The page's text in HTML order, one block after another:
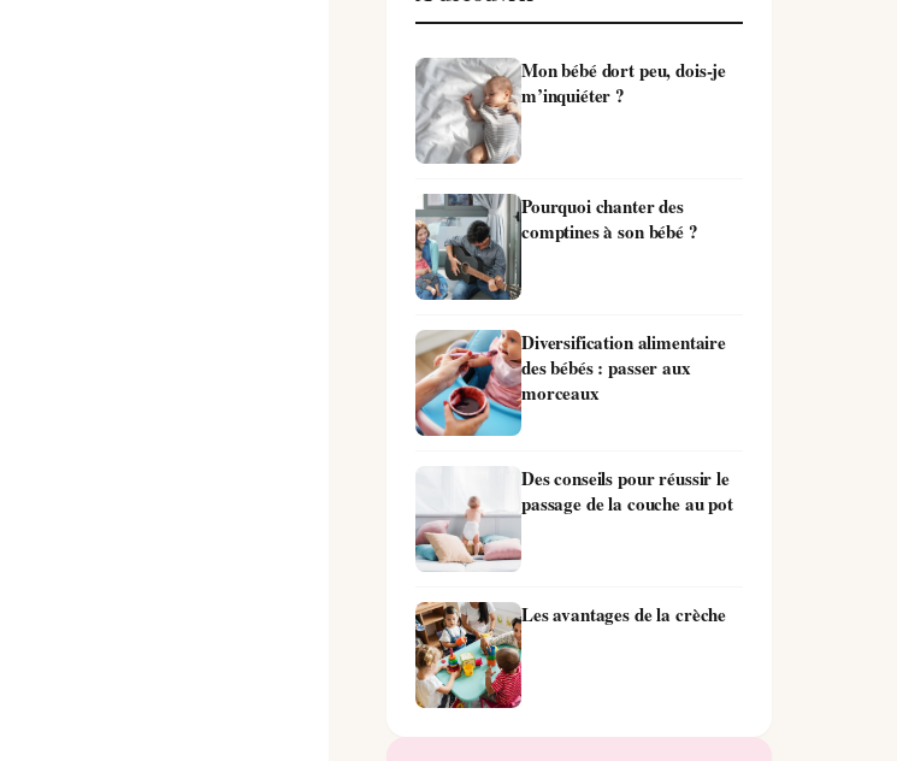
Mon bébé dort peu, dois-je
m’inquiéter ?
Pourquoi chanter des
comptines à son bébé ?
Diversification alimentaire
des bébés : passer aux
morceaux
Des conseils pour réussir le
passage de la couche au pot
Les avantages de la crèche